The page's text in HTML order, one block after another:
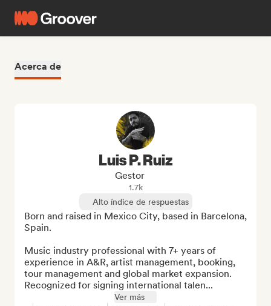
Acerca de
Luis P. Ruiz
Gestor
1.7k
Alto índice de respuestas
Born and raised in Mexico City, based in Barcelona,
Spain.
Music industry professional with 7+ years of
experience in A&R, artist management, booking,
tour management and global market expansion.
Recognized for signing international talen...
Ver más